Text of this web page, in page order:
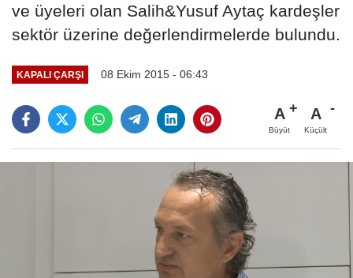
ve üyeleri olan Salih&Yusuf Aytaç kardeşler
sektör üzerine değerlendirmelerde bulundu.
KAPALI ÇARŞI 08 Ekim 2015 - 06:43
A
Büyüt
A
Küçült